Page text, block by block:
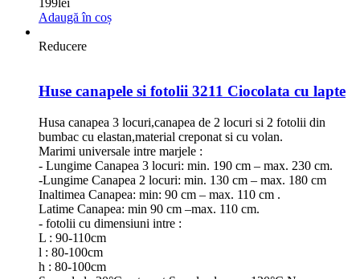
Adaugă în coș
Reducere
Huse canapele si fotolii 3211 Ciocolata cu lapte
Husa canapea 3 locuri,canapea de 2 locuri si 2 fotolii din
bumbac cu elastan,material creponat si cu volan.
Marimi universale intre marjele :
- Lungime Canapea 3 locuri: min. 190 cm – max. 230 cm.
-Lungime Canapea 2 locuri: min. 130 cm – max. 180 cm
Inaltimea Canapea: min: 90 cm – max. 110 cm .
Latime Canapea: min 90 cm –max. 110 cm.
- fotolii cu dimensiuni intre :
L : 90-110cm
l : 80-100cm
h : 80-100cm